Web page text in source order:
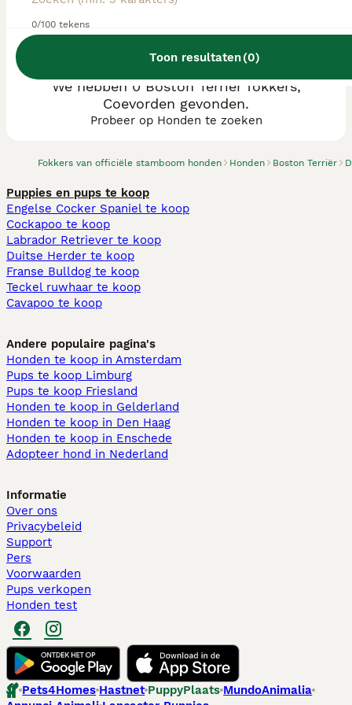
0/100 tekens
Toon resultaten(0)
Fokkers van officiële stamboom honden Honden Boston Terriër
We hebben 0 Boston Terriër fokkers,
Coevorden gevonden.
Probeer op Honden te zoeken
Puppies en pups te koop
Engelse Cocker Spaniel te koop
Cockapoo te koop
Labrador Retriever te koop
Duitse Herder te koop
Franse Bulldog te koop
Teckel ruwhaar te koop
Cavapoo te koop
Andere populaire pagina's
Honden te koop in Amsterdam
Pups te koop Limburg​
Pups te koop Friesland​
Honden te koop in Gelderland
Honden te koop in Den Haag
Honden te koop in Enschede
Adopteer hond in Nederland
Informatie
Over ons
Privacybeleid
Support
Pers
Voorwaarden
Pups verkopen
Honden test
Pets4Homes Hastnet PuppyPlaats MundoAnimalia